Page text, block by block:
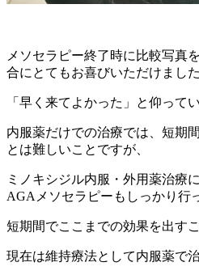
メソセラピー終了時に比較写真
合にとてもお喜びいただけました
「早く来てよかった」と仰って
内服薬だけでの治療では、短期
とは難しいことですが、
ミノキシジル内服・外用薬治療
AGAメソセラピーもしっかり行
短期間でここまでの効果を出す
現在は維持療法として内服薬で